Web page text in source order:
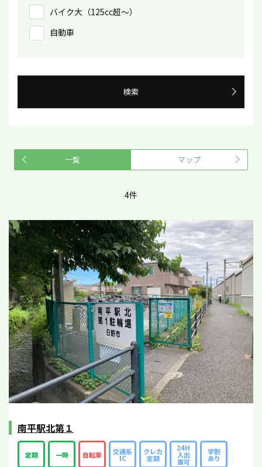
バイク大（125cc超〜）
自動車
検索
一覧 マップ
4件
南平駅北第１
定期 一時 自転車 交通系
IC
クレカ
定期
24H
入出
庫可
学割
あり